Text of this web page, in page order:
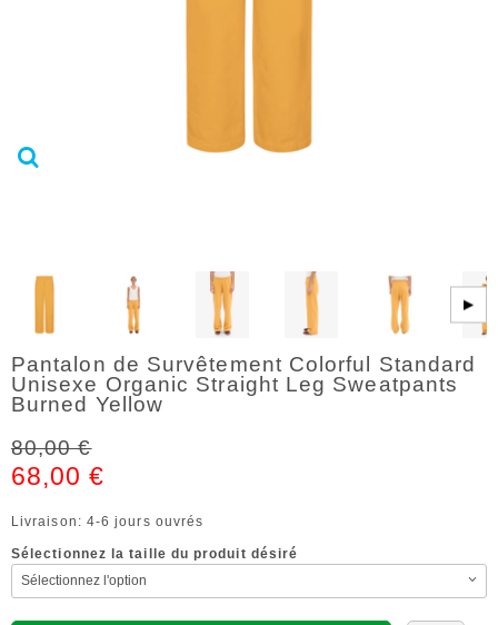
▶
Pantalon de Survêtement Colorful Standard
Unisexe Organic Straight Leg Sweatpants
Burned Yellow
80,00 €
68,00 €
Livraison: 4-6 jours ouvrés
Sélectionnez la taille du produit désiré